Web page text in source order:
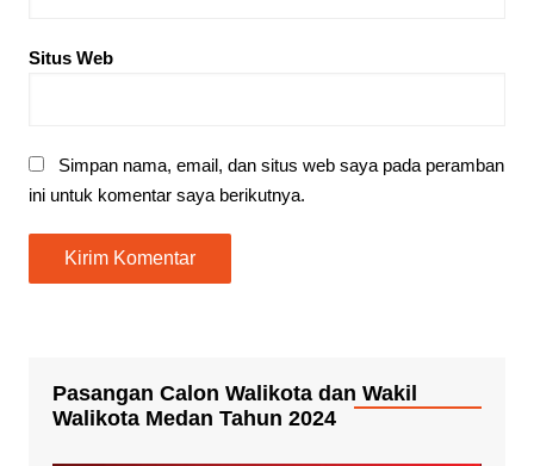
Situs Web
Simpan nama, email, dan situs web saya pada peramban
ini untuk komentar saya berikutnya.
Pasangan Calon Walikota dan Wakil
Walikota Medan Tahun 2024